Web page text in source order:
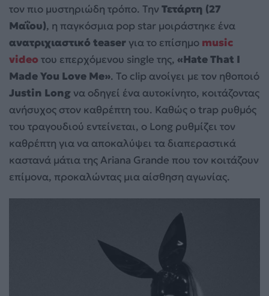
τον πιο μυστηριώδη τρόπο. ΤηνΤετάρτη (27
Μαΐου), η παγκόσμια pop star μοιράστηκε ένα
ανατριχιαστικό teaser για το επίσημο music
video του επερχόμενου single της, «Hate That I
Made You Love Me». Το clip ανοίγει με τον ηθοποιό
Justin Long να οδηγεί ένα αυτοκίνητο, κοιτάζοντας
ανήσυχος στον καθρέπτη του. Καθώς ο trap ρυθμός
του τραγουδιού εντείνεται, ο Long ρυθμίζει τον
καθρέπτη για να αποκαλύψει τα διαπεραστικά
καστανά μάτια της Ariana Grande που τον κοιτάζουν
επίμονα, προκαλώντας μια αίσθηση αγωνίας.